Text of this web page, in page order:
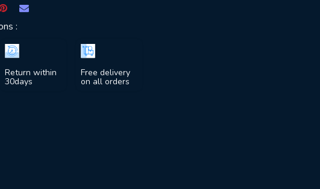
:
Return within
30days
Free delivery
on all orders